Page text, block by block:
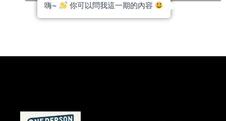
嗨~ 你可以問我這一期的內容